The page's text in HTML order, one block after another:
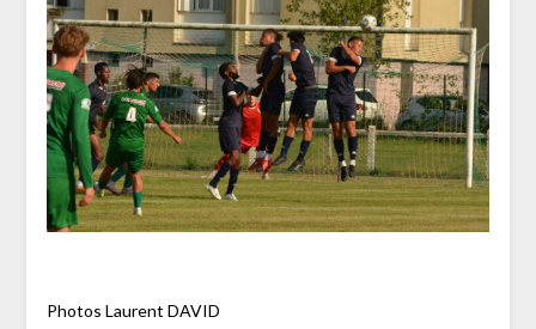
Photos Laurent DAVID